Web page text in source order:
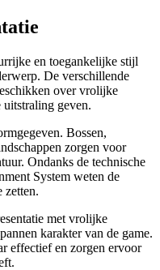
en toegankelijke stijl
De verschillende
over vrolijke
uitstraling geven.
Bossen,
zorgen voor
Ondanks de technische
System weten de
zetten.
met vrolijke
karakter van de game.
effectief en zorgen ervoor